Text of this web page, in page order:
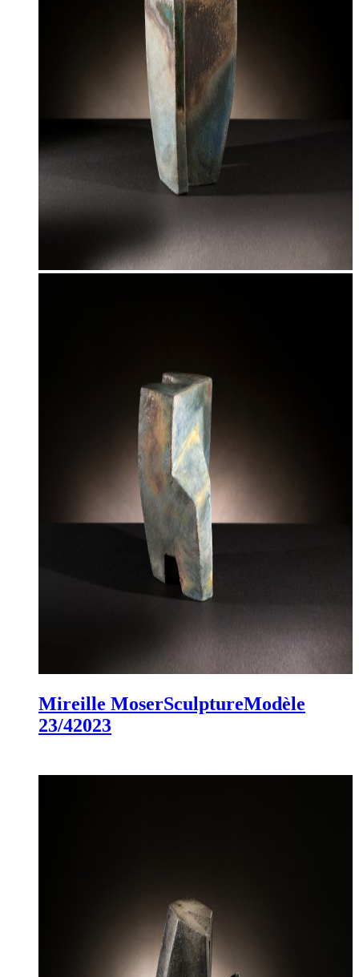
Mireille MoserSculptureModèle
23/42023